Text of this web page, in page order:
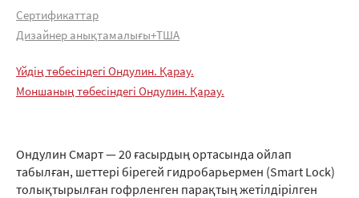
Сертификаттар
Дизайнер анықтамалығы+ТША
Үйдің төбесіндегі Ондулин. Қарау.
Моншаның төбесіндегі Ондулин. Қарау.
Ондулин Смарт — 20 ғасырдың ортасында ойлап
табылған, шеттері бірегей гидробарьермен (Smart Lock)
толықтырылған гофрленген парақтың жетілдірілген